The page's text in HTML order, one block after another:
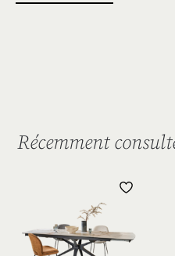
Récemment